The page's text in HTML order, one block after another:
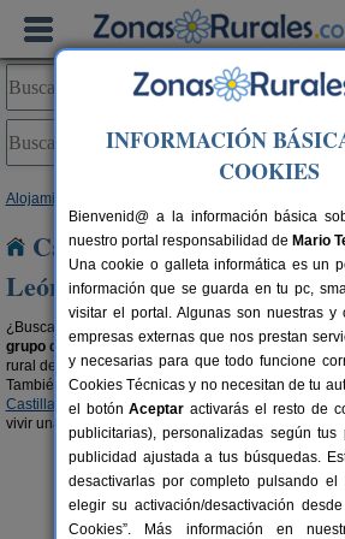
Alojamientos
Casas rurales para grupos
León
¿Buscas una casa rural en para
grupo de amigos o amigas? Organiza tu viaje con
rural de Castilla y León que más se ajuste a las
También, te recomendamos visitar las secciones de
Castilla y Leónycasas rurales en el campo en
vivir una experiencia inolvidable en buena
INFORMACIÓN
COOKIES
Bienvenid@ a la información básica
nuestro portal responsabilidad de Mario
Una cookie o galleta informática es un
información que se guarda en tu pc,
visitar el portal. Algunas son nuestras y
empresas externas que nos prestan
y necesarias para que todo funcione
Cookies Técnicas y no necesitan de tu
el botónAceptar activarás el resto de
publicitarias), personalizadas según tus
publicidad ajustada a tus búsquedas.
desactivarlas por completo pulsando el
elegir su activación/desactivación
Cookies”. Más información en